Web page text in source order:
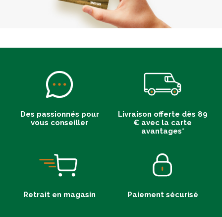
Des passionnés pour
vous conseiller
Livraison offerte dès 89
€ avec la carte
avantages*
Retrait en magasin Paiement sécurisé